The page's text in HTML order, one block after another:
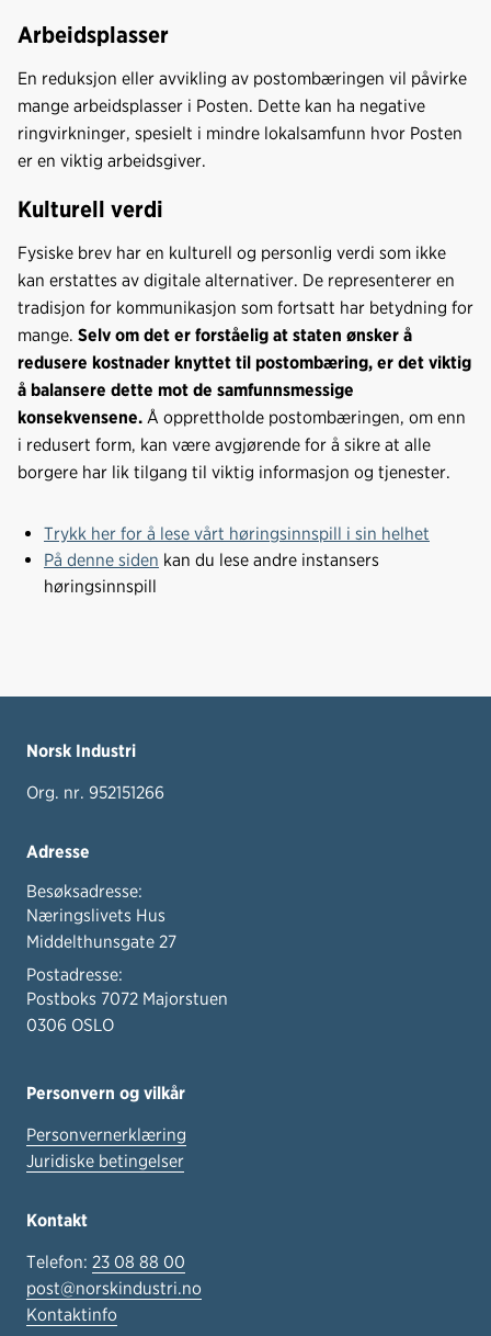
Arbeidsplasser
En reduksjon eller avvikling av postombæringen vil påvirke
mange arbeidsplasser i Posten. Dette kan ha negative
ringvirkninger, spesielt i mindre lokalsamfunn hvor Posten
er en viktig arbeidsgiver.
Kulturell verdi
Fysiske brev har en kulturell og personlig verdi som ikke
kan erstattes av digitale alternativer. De representerer en
tradisjon for kommunikasjon som fortsatt har betydning for
mange. Selv om det er forståelig at staten ønsker å
redusere kostnader knyttet til postombæring, er det viktig
å balansere dette mot de samfunnsmessige
konsekvensene. Å opprettholde postombæringen, om enn
i redusert form, kan være avgjørende for å sikre at alle
borgere har lik tilgang til viktig informasjon og tjenester.
Trykk her for å lese vårt høringsinnspill i sin helhet
På denne siden kan du lese andre instansers
høringsinnspill
Norsk Industri
Org. nr. 952151266
Adresse
Besøksadresse:
Næringslivets Hus
Middelthunsgate 27
Postadresse:
Postboks 7072 Majorstuen
0306 OSLO
Personvern og vilkår
Personvernerklæring
Juridiske betingelser
Kontakt
Telefon: 23 08 88 00
post@norskindustri.no
Kontaktinfo